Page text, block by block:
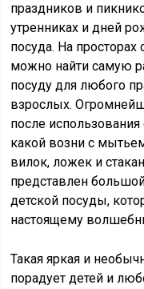
праздников и
утренниках и дней
посуда. На
можно найти самую
посуду для любого
взрослых.
после
какой возни с
вилок, ложек и
представлен
детской посуды,
настоящему
Такаяяркая и
порадует детей и